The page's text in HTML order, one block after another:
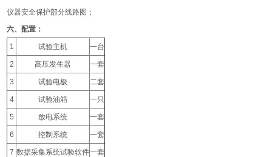
仪器安全保护部分线路图；
六、配置：
1 试验主机 一台
2 高压发生器 一套
3 试验电极 二套
4 试验油箱 一只
5 放电系统 一套
6 控制系统 一套
7 数据采集系统试验软件一套